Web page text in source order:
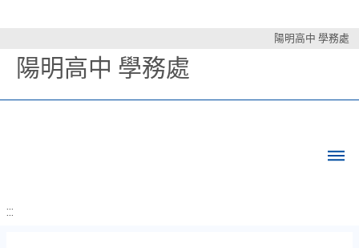
陽明高中 學務處
陽明高中 學務處
:::